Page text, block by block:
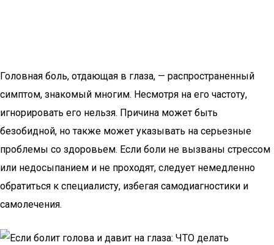
Головная боль, отдающая в глаза, — распространенный
симптом, знакомый многим. Несмотря на его частоту,
игнорировать его нельзя. Причина может быть
безобидной, но также может указывать на серьезные
проблемы со здоровьем. Если боли не вызваны стрессом
или недосыпанием и не проходят, следует немедленно
обратиться к специалисту, избегая самодиагностики и
самолечения.